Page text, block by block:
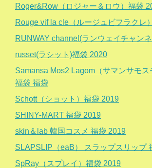
Roger&Row（ロジャー＆ロウ）福袋
Rouge vif la cle（ルージュビフラクレ
RUNWAY channel(ランウェイチャン
russet(ラシット)福袋 2020
Samansa Mos2 Lagom（サマンサモス
福袋 福袋
Schott（ショット）福袋 2019
SHINY-MART 福袋 2019
skin＆lab 韓国コスメ 福袋 2019
SLAPSLIP（eaB） スラップスリップ
SpRay（スプレイ）福袋 2019